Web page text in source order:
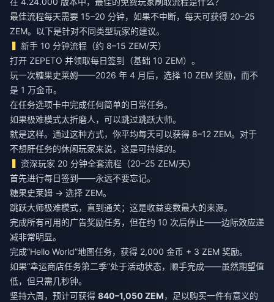
最佳流程每天需要 15–20 分钟，如果不中断，每天可获得 20–25
ZEM。以下是针对不同类型玩家的建议。
新手 10 分钟流程（约 8–15 ZEM/天）
打开 ZEPETO 并领取每日签到（基础 10 ZEM）。
玩一次糖果史莱姆——2026 年 4 月后，选择 10 ZEM 奖励，而不
是 1 万金币。
在任务选项卡中完成任何简单的日常任务。
如果极难模式太折磨人，可以跳过跳跃大师。
就是这样。通过这种方式，你平均每天可以获得 8–12 ZEM。对于
不想肝任务的休闲玩家来说，这是可持续的。
资深玩家 20 分钟全套流程（20–25 ZEM/天）
首先进行每日签到——永远不要忘记。
糖果史莱姆 → 选择 ZEM。
跳跃大师极难模式，直到通关；这是收益变数最大的来源。
完成所有可用的广告奖励任务，但在约 10 次后停止——边际效应递
减非常明显。
完成“Hello World”地图任务，获得 2,000 金币 + 3 ZEM 奖励。
如果“幸运商店任务第二季”处于活动状态，顺手完成——虽然期望值
低，但只需几秒钟。
坚持六周，预计可获得 840–1,050 ZEM，足以购买一件有意义的